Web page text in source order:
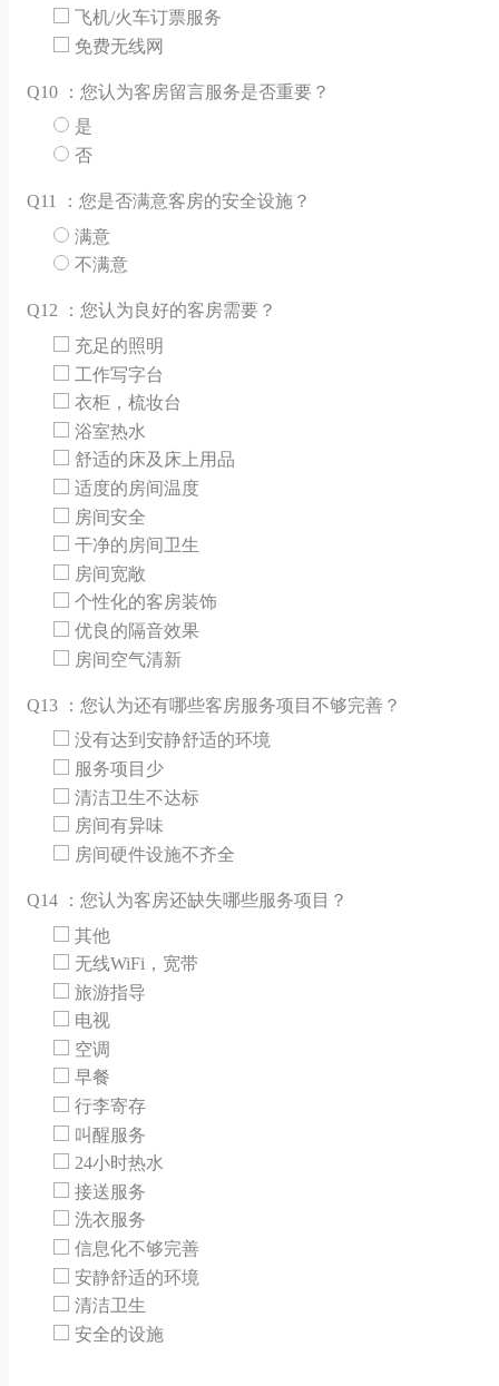
飞机/火车订票服务
免费无线网
Q10 ：您认为客房留言服务是否重要？
是
否
Q11 ：您是否满意客房的安全设施？
满意
不满意
Q12 ：您认为良好的客房需要？
充足的照明
工作写字台
衣柜，梳妆台
浴室热水
舒适的床及床上用品
适度的房间温度
房间安全
干净的房间卫生
房间宽敞
个性化的客房装饰
优良的隔音效果
房间空气清新
Q13 ：您认为还有哪些客房服务项目不够完善？
没有达到安静舒适的环境
服务项目少
清洁卫生不达标
房间有异味
房间硬件设施不齐全
Q14 ：您认为客房还缺失哪些服务项目？
其他
无线WiFi，宽带
旅游指导
电视
空调
早餐
行李寄存
叫醒服务
24小时热水
接送服务
洗衣服务
信息化不够完善
安静舒适的环境
清洁卫生
安全的设施